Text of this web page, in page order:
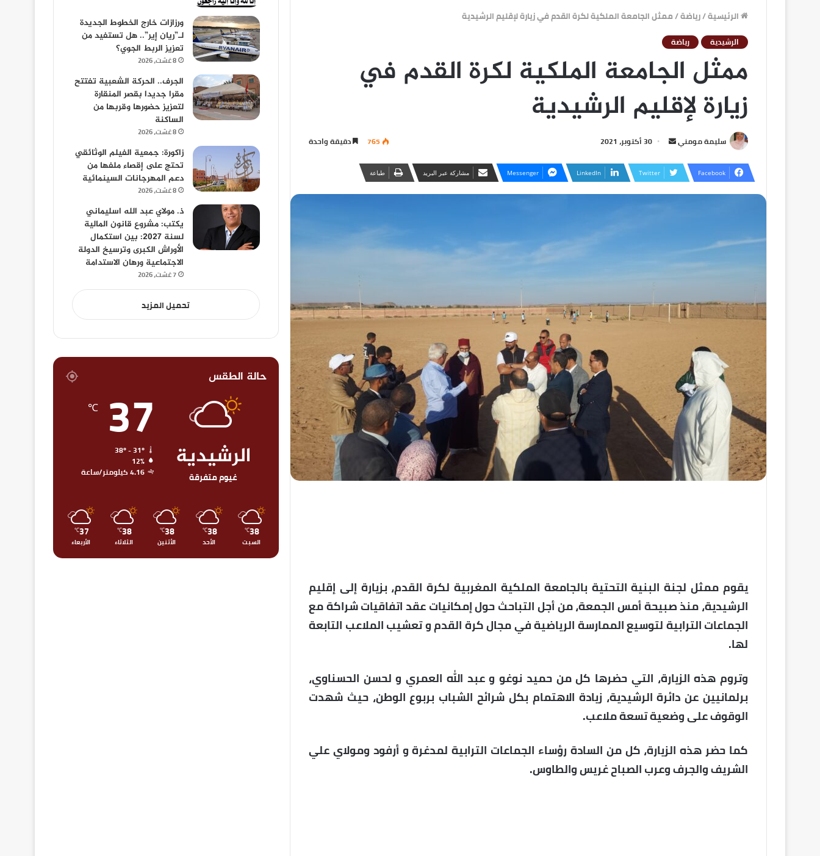
الرئيسية/رياضة/ممثل الجامعة الملكية لكرة القدم في زيارة لإقليم الرشيدية
الرشيدية رياضة
ممثل الجامعة الملكية لكرة القدم في
زيارة لإقليم الرشيدية
سليمة مومني 30 أكتوبر، 2021 765 دقيقة واحدة
Facebook
Twitter
LinkedIn
Messenger مشاركة عبر البريد طباعة
يقوم ممثل لجنة البنية التحتية بالجامعة الملكية المغربية لكرة القدم، بزيارة إلى إقليم
الرشيدية، منذ صبيحة أمس الجمعة، من أجل التباحث حول إمكانيات عقد اتفاقيات شراكة مع
الجماعات الترابية لتوسيع الممارسة الرياضية في مجال كرة القدم و تعشيب الملاعب التابعة
لها.
وتروم هذه الزيارة، التي حضرها كل من حميد نوغو و عبد الله العمري و لحسن الحسناوي،
برلمانيين عن دائرة الرشيدية، زيادة الاهتمام بكل شرائح الشباب بربوع الوطن، حيث شهدت
الوقوف على وضعية تسعة ملاعب.
كما حضر هذه الزيارة، كل من السادة رؤساء الجماعات الترابية لمدغرة و أرفود ومولاي علي
الشريف والجرف وعرب الصباح غريس والطاوس.
ورزازات خارج الخطوط الجديدة
لـ”ريان إير”.. هل تستفيد من
تعزيز الربط الجوي؟
8 غشت، 2026
الجرف.. الحركة الشعبية تفتتح
مقرا جديدا بقصر المنقارة
لتعزيز حضورها وقربها من
الساكنة
8 غشت، 2026
زاكورة: جمعية الفيلم الوثائقي
تحتج على إقصاء ملفها من
دعم المهرجانات السينمائية
8 غشت، 2026
ذ. مولاي عبد الله اسليماني
يكتب: مشروع قانون المالية
لسنة 2027: بين استكمال
الأوراش الكبرى وترسيخ الدولة
الاجتماعية ورهان الاستدامة
7 غشت، 2026
تحميل المزيد
حالة الطقس
الرشيدية
غيوم متفرقة
37
℃
38º - 31º
12%
4.16 كيلومتر/ساعة
38
℃
السبت
38
℃
الأحد
38
℃
الأثنين
38
℃
الثلاثاء
37
℃
الأربعاء